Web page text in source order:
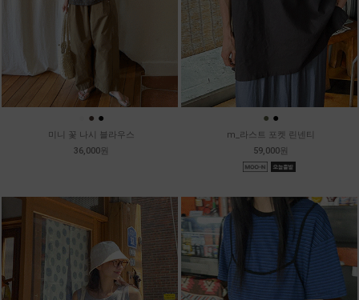
● ●
미니 꽃 나시 블라우스
36,000원
● ●
m_라스트 포켓 린넨티
59,000원